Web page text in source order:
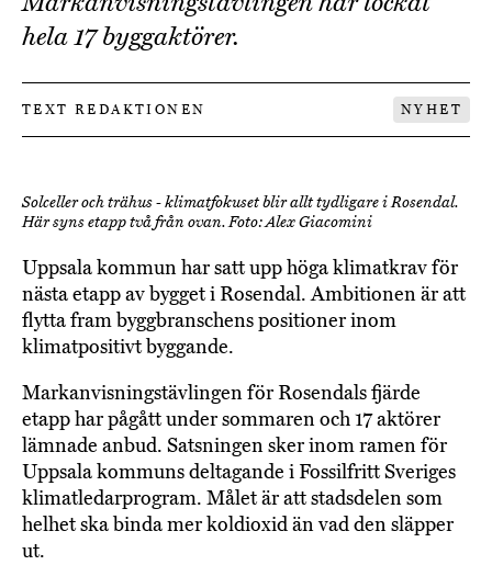
hela 17 byggaktörer.
TEXT REDAKTIONEN NYHET
Solceller och trähus - klimatfokuset blir allt tydligare i Rosendal.
Här syns etapp två från ovan. Foto: Alex Giacomini
Uppsala kommun har satt upp höga klimatkrav för
nästa etapp av bygget i Rosendal. Ambitionen är att
flytta fram byggbranschens positioner inom
klimatpositivt byggande.
Markanvisningstävlingen för Rosendals fjärde
etapp har pågått under sommaren och 17 aktörer
lämnade anbud. Satsningen sker inom ramen för
Uppsala kommuns deltagande i Fossilfritt Sveriges
klimatledarprogram. Målet är att stadsdelen som
helhet ska binda mer koldioxid än vad den släpper
ut.